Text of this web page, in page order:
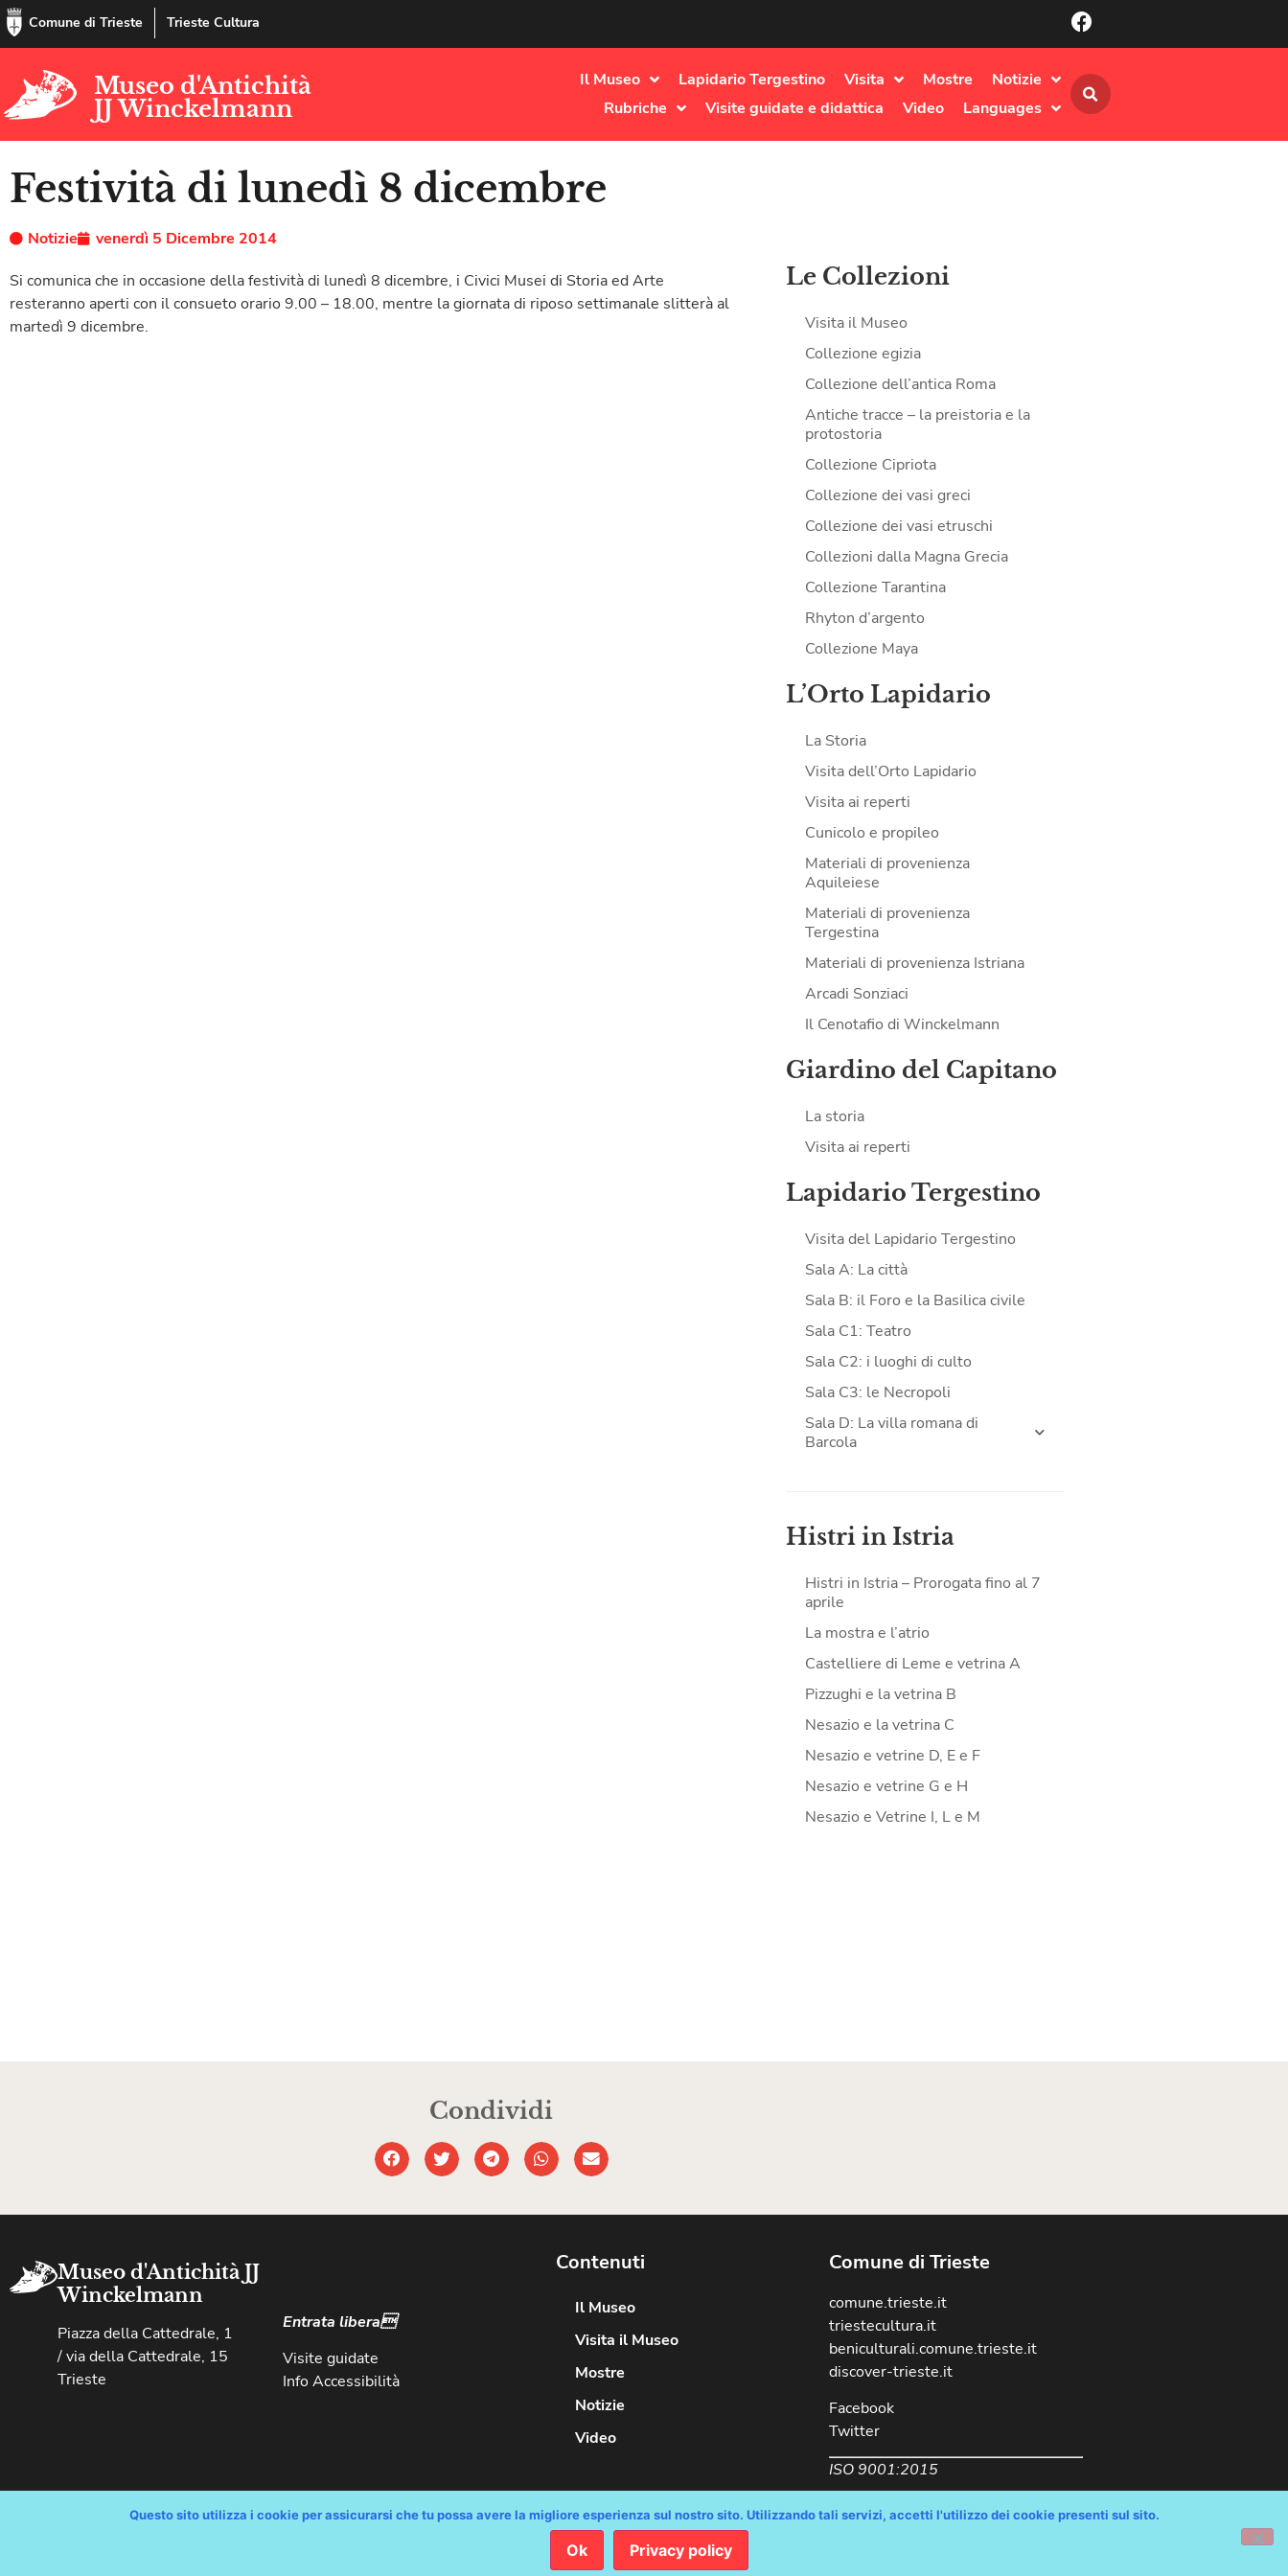
Comune di Trieste Trieste Cultura
Museo d'Antichità
JJ Winckelmann
Il Museo Lapidario Tergestino Visita Mostre
Notizie
Rubriche
Visite guidate e didattica Video Languages
Festività di lunedì 8 dicembre
Notizie
venerdì 5 Dicembre 2014
Si comunica che in occasione della festività di lunedì 8 dicembre, i Civici Musei di Storia ed Arte
resteranno aperti con il consueto orario 9.00 – 18.00, mentre la giornata di riposo settimanale slitterà al
martedì 9 dicembre.
Le Collezioni
Visita il Museo
Collezione egizia
Collezione dell’antica Roma
Antiche tracce – la preistoria e la
protostoria
Collezione Cipriota
Collezione dei vasi greci
Collezione dei vasi etruschi
Collezioni dalla Magna Grecia
Collezione Tarantina
Rhyton d’argento
Collezione Maya
L’Orto Lapidario
La Storia
Visita dell’Orto Lapidario
Visita ai reperti
Cunicolo e propileo
Materiali di provenienza
Aquileiese
Materiali di provenienza
Tergestina
Materiali di provenienza Istriana
Arcadi Sonziaci
Il Cenotafio di Winckelmann
Giardino del Capitano
La storia
Visita ai reperti
Lapidario Tergestino
Visita del Lapidario Tergestino
Sala A: La città
Sala B: il Foro e la Basilica civile
Sala C1: Teatro
Sala C2: i luoghi di culto
Sala C3: le Necropoli
Sala D: La villa romana di
Barcola
Histri in Istria
Histri in Istria – Prorogata fino al 7
aprile
La mostra e l’atrio
Castelliere di Leme e vetrina A
Pizzughi e la vetrina B
Nesazio e la vetrina C
Nesazio e vetrine D, E e F
Nesazio e vetrine G e H
Nesazio e Vetrine I, L e M
Condividi
Museo d'Antichità JJ
Winckelmann
Piazza della Cattedrale, 1
/ via della Cattedrale, 15
Trieste
Entrata libera
Visite guidate
Info Accessibilità
Contenuti
Il Museo
Visita il Museo
Mostre
Notizie
Video
Comune di Trieste
comune.trieste.it
triestecultura.it
beniculturali.comune.trieste.it
discover-trieste.it
Facebook
Twitter
ISO 9001:2015
Copyright © Comune di Trieste – partita Iva 00210240321 – tutti i diritti riservati / Progetto e Sviluppo Media Technologies Srl /
Questo sito utilizza i cookie per assicurarsi che tu possa avere la migliore esperienza sul nostro sito. Utilizzando tali servizi, accetti l'utilizzo dei cookie presenti sul sito.
Ok Privacy policy